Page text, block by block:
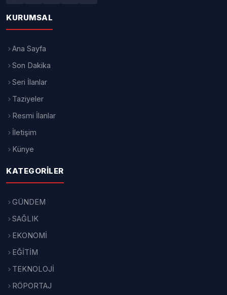
KURUMSAL
Ana Sayfa
Son Dakika
Seri İlanlar
Taziyeler
Resmi İlanlar
İletişim
Künye
KATEGORILER
GÜNDEM
SAĞLIK
EKONOMİ
EĞİTİM
TEKNOLOJİ
RÖPORTAJ